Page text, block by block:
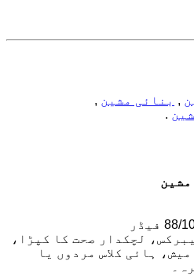
, بنائی مشین ,
.
مشین
لچکدار صحت کا کپڑا،
ہائی کلاس مردوں یا